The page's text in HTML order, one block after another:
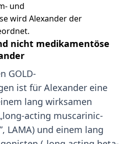
und
wird Alexander der
nicht medikamentöse
GOLD-
ist für Alexander eine
lang wirksamen
acting muscarinic-
LAMA) und einem lang